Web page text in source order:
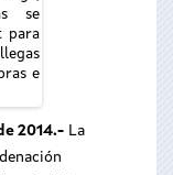
se
para
e
2014.- La